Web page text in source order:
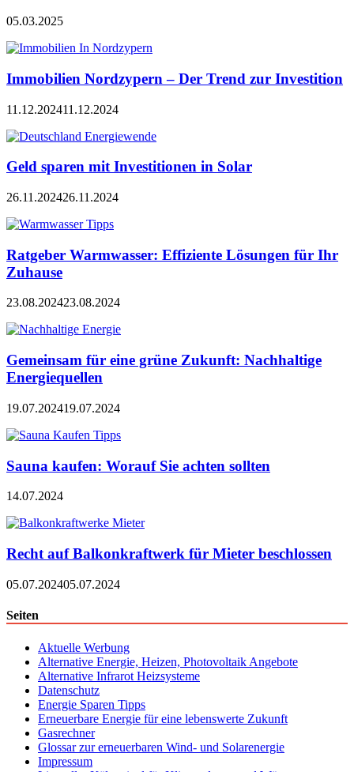
05.03.2025
Immobilien Nordzypern – Der Trend zur Investition
11.12.202411.12.2024
Geld sparen mit Investitionen in Solar
26.11.202426.11.2024
Ratgeber Warmwasser: Effiziente Lösungen für Ihr
Zuhause
23.08.202423.08.2024
Gemeinsam für eine grüne Zukunft: Nachhaltige
Energiequellen
19.07.202419.07.2024
Sauna kaufen: Worauf Sie achten sollten
14.07.2024
Recht auf Balkonkraftwerk für Mieter beschlossen
05.07.202405.07.2024
Seiten
Aktuelle Werbung
Alternative Energie, Heizen, Photovoltaik Angebote
Alternative Infrarot Heizsysteme
Datenschutz
Energie Sparen Tipps
Erneuerbare Energie für eine lebenswerte Zukunft
Gasrechner
Glossar zur erneuerbaren Wind- und Solarenergie
Impressum